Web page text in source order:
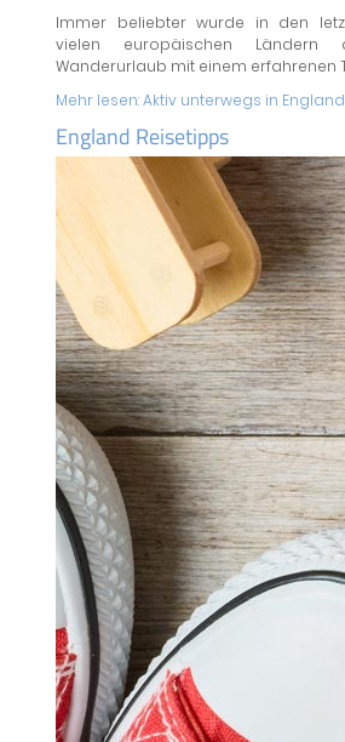
Immer beliebter wurde in den
vielen europäischen Ländern
Wanderurlaub mit einem erfahrenen
Mehr lesen:Aktiv unterwegs in England
England Reisetipps